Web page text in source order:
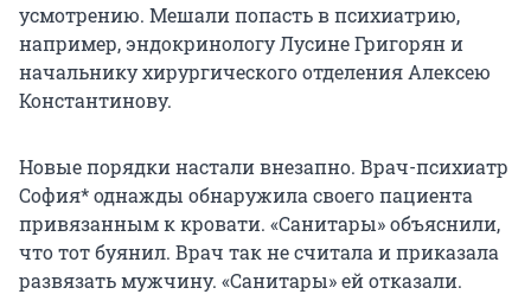
усмотрению. Мешали попасть в психиатрию,
например, эндокринологу Лусине Григорян и
начальнику хирургического отделения Алексею
Константинову.
Новые порядки настали внезапно. Врач-психиатр
София* однажды обнаружила своего пациента
привязанным к кровати. «Санитары» объяснили,
что тот буянил. Врач так не считала и приказала
развязать мужчину. «Санитары» ей отказали.